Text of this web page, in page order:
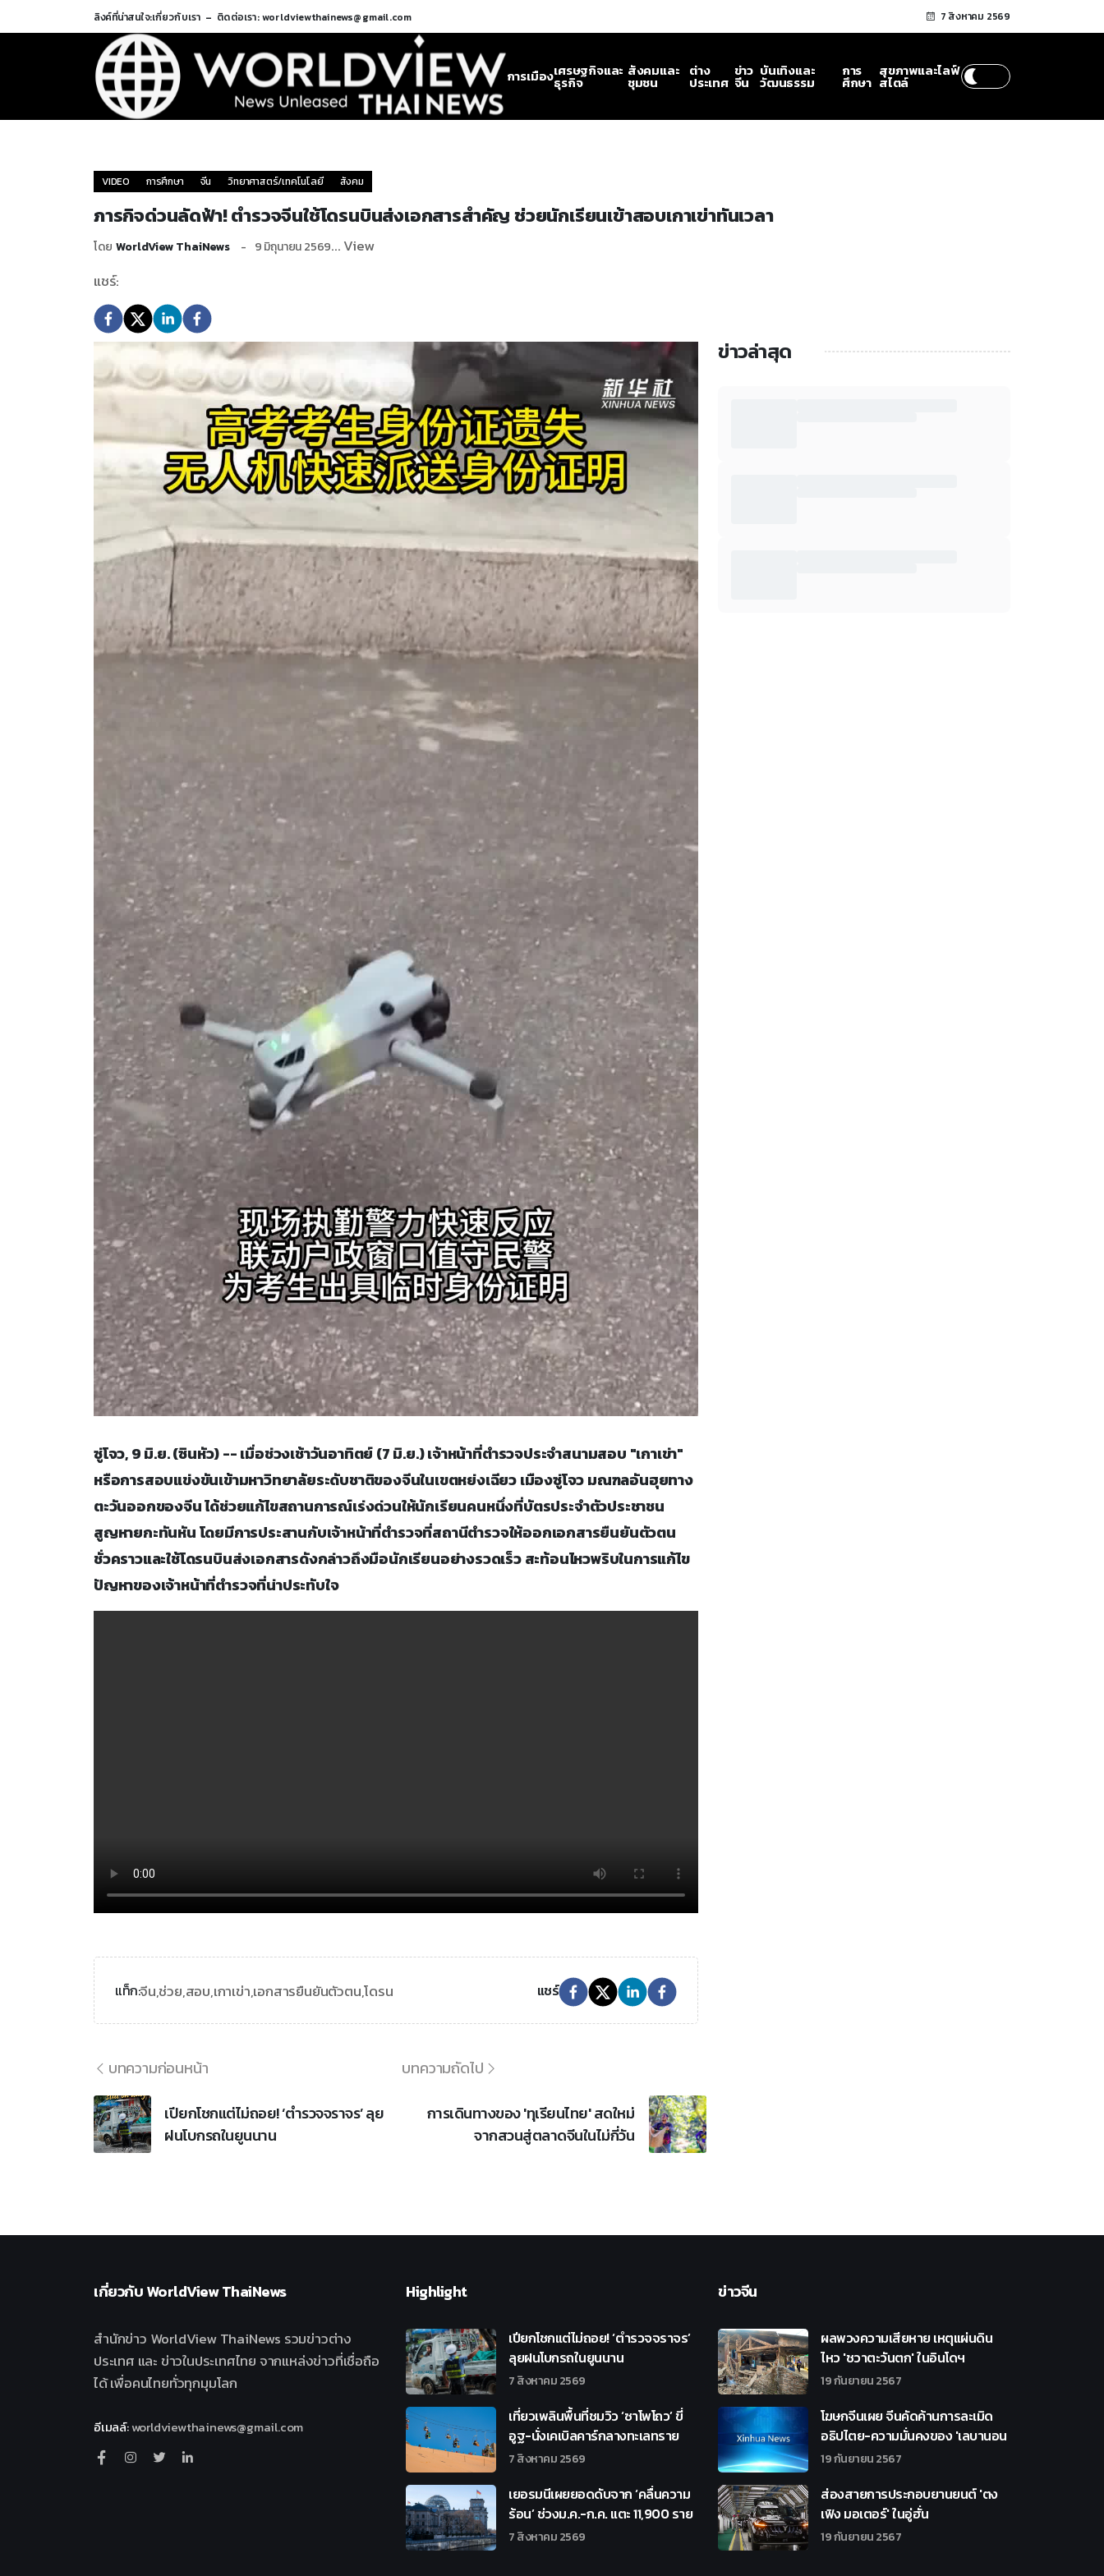
ลิงค์ที่น่าสนใจ:เกี่ยวกับเรา ติดต่อเรา: worldviewthainews@gmail.com 7 สิงหาคม 2569
การเมืองเศรษฐกิจและ
ธุรกิจ
สังคมและ
ชุมชน
ต่าง
ประเทศ
ข่าว
จีน
บันเทิงและ
วัฒนธรรม
การ
ศึกษา
สุขภาพและไลฟ์
สไตล์
VIDEO การศึกษา จีน วิทยาศาสตร์/เทคโนโลยี สังคม
ภารกิจด่วนลัดฟ้า! ตำรวจจีนใช้โดรนบินส่งเอกสารสำคัญ ช่วยนักเรียนเข้าสอบเกาเข่าทันเวลา
โดย WorldView ThaiNews 9 มิถุนายน 2569... View
แชร์:
ซู่โจว, 9 มิ.ย. (ซินหัว) -- เมื่อช่วงเช้าวันอาทิตย์ (7 มิ.ย.) เจ้าหน้าที่ตำรวจประจำสนามสอบ "เกาเข่า"
หรือการสอบแข่งขันเข้ามหาวิทยาลัยระดับชาติของจีนในเขตหย่งเฉียว เมืองซู่โจว มณฑลอันฮุยทาง
ตะวันออกของจีน ได้ช่วยแก้ไขสถานการณ์เร่งด่วนให้นักเรียนคนหนึ่งที่บัตรประจำตัวประชาชน
สูญหายกะทันหัน โดยมีการประสานกับเจ้าหน้าที่ตำรวจที่สถานีตำรวจให้ออกเอกสารยืนยันตัวตน
ชั่วคราวและใช้โดรนบินส่งเอกสารดังกล่าวถึงมือนักเรียนอย่างรวดเร็ว สะท้อนไหวพริบในการแก้ไข
ปัญหาของเจ้าหน้าที่ตำรวจที่น่าประทับใจ
แท็ก:จีน,ช่วย,สอบ,เกาเข่า,เอกสารยืนยันตัวตน,โดรน แชร์
บทความก่อนหน้า
เปียกโชกแต่ไม่ถอย! ‘ตำรวจจราจร’ ลุย
ฝนโบกรถในยูนนาน
บทความถัดไป
การเดินทางของ 'ทุเรียนไทย' สดใหม่
จากสวนสู่ตลาดจีนในไม่กี่วัน
ข่าวล่าสุด
เกี่ยวกับWorldView ThaiNews
สำนักข่าว WorldView ThaiNews รวมข่าวต่าง
ประเทศ และ ข่าวในประเทศไทย จากแหล่งข่าวที่เชื่อถือ
ได้ เพื่อคนไทยทั่วทุกมุมโลก
อีเมลล์:worldviewthainews@gmail.com
Highlight
เปียกโชกแต่ไม่ถอย! ‘ตำรวจจราจร’
ลุยฝนโบกรถในยูนนาน
7 สิงหาคม 2569
เที่ยวเพลินพื้นที่ชมวิว ‘ซาโพโถว’ ขี่
อูฐ-นั่งเคเบิลคาร์กลางทะเลทราย
7 สิงหาคม 2569
เยอรมนีเผยยอดดับจาก ‘คลื่นความ
ร้อน’ ช่วงม.ค.-ก.ค. แตะ 11,900 ราย
7 สิงหาคม 2569
ข่าวจีน
ผลพวงความเสียหาย เหตุแผ่นดิน
ไหว 'ชวาตะวันตก' ในอินโดฯ
19 กันยายน 2567
โฆษกจีนเผย จีนคัดค้านการละเมิด
อธิปไตย-ความมั่นคงของ 'เลบานอน
19 กันยายน 2567
ส่องสายการประกอบยานยนต์ 'ตง
เฟิง มอเตอร์' ในอู่ฮั่น
19 กันยายน 2567